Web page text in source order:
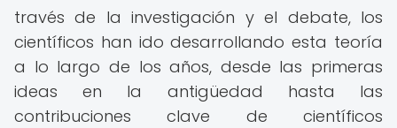
través de la investigación y el debate, los
científicos han ido desarrollando esta teoría
a lo largo de los años, desde las primeras
ideas en la antigüedad hasta las
contribuciones clave de científicos